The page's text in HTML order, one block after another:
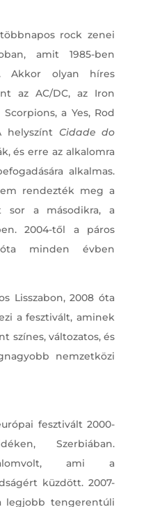
rock zenei
amit 1985-ben
Akkor olyan híres
az AC/DC, az Iron
a Yes, Rod
helyszínt Cidade do
és erre az alkalomra
alkalmas.
rendezték meg a
sor a másodikra, a
2004-től a páros
minden évben
Lisszabon, 2008 óta
a fesztivált, aminek
színes, változatos, és
nemzetközi
fesztivált 2000-
Szerbiában.
ami a
küzdött. 2007-
legjobb tengerentúli